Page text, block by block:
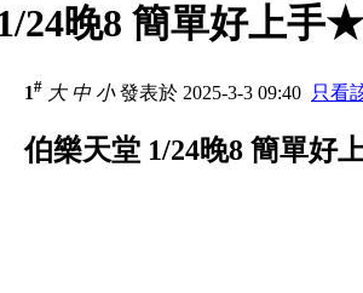
24晚8 簡單好上手
1# 大 中 小發表於 2025-3-3 09:40 只看
伯樂天堂 1/24晚8 簡單好